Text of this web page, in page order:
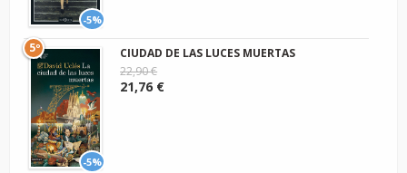
-5%
-5%
5º
CIUDAD DE LAS LUCES MUERTAS
22,90 €
21,76 €